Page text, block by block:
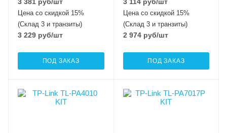
Цена со скидкой 15%
(Склад 3 и транзиты)
3 229 руб/шт
ПОД ЗАКАЗ
Цена со скидкой 15%
(Склад 3 и транзиты)
2 974руб/шт
ПОД ЗАКАЗ